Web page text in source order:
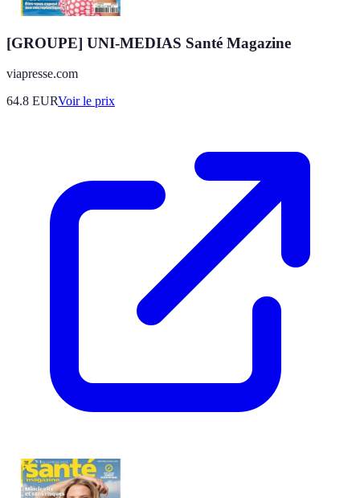
[GROUPE] UNI-MEDIAS Santé Magazine
viapresse.com
64.8 EURVoir le prix